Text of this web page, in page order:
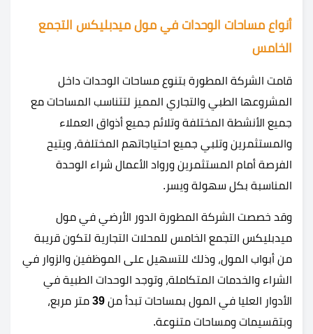
أنواع مساحات الوحدات في مول ميدبليكس التجمع
الخامس
قامت الشركة المطورة بتنوع مساحات الوحدات داخل
المشروعها الطبي والتجاري المميز لتتناسب المساحات مع
جميع الأنشطة المختلفة وتلائم جميع أذواق العملاء
والمستثمرين وتلبي جميع احتياجاتهم المختلفة، ويتيح
الفرصة أمام المستثمرين ورواد الأعمال شراء الوحدة
المناسبة بكل سهولة ويسر.
وقد خصصت الشركة المطورة الدور الأرضي في مول
ميدبليكس التجمع الخامس للمحلات التجارية لتكون قريبة
من أبواب المول، وذلك للتسهيل على الموظفين والزوار في
الشراء والخدمات المتكاملة، وتوجد الوحدات الطبية في
الأدوار العليا في المول بمساحات تبدأ من 39 متر مربع،
وبتقسيمات ومساحات متنوعة.